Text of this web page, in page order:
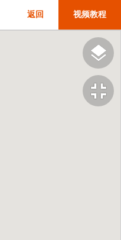
视频教程
返回
fullscreen_exit